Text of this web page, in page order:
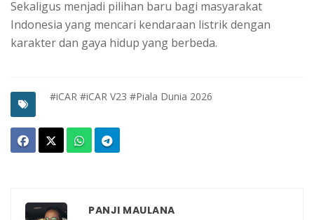
Sekaligus menjadi pilihan baru bagi masyarakat
Indonesia yang mencari kendaraan listrik dengan
karakter dan gaya hidup yang berbeda.
#iCAR #iCAR V23 #Piala Dunia 2026
PANJI MAULANA